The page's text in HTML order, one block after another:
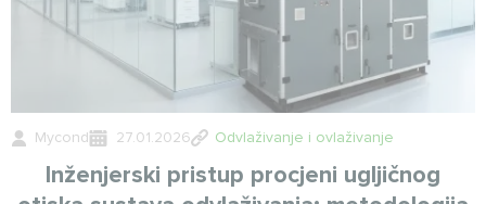
Mycond 27.01.2026 Odvlaživanje i ovlaživanje
Inženjerski pristup procjeni ugljičnog